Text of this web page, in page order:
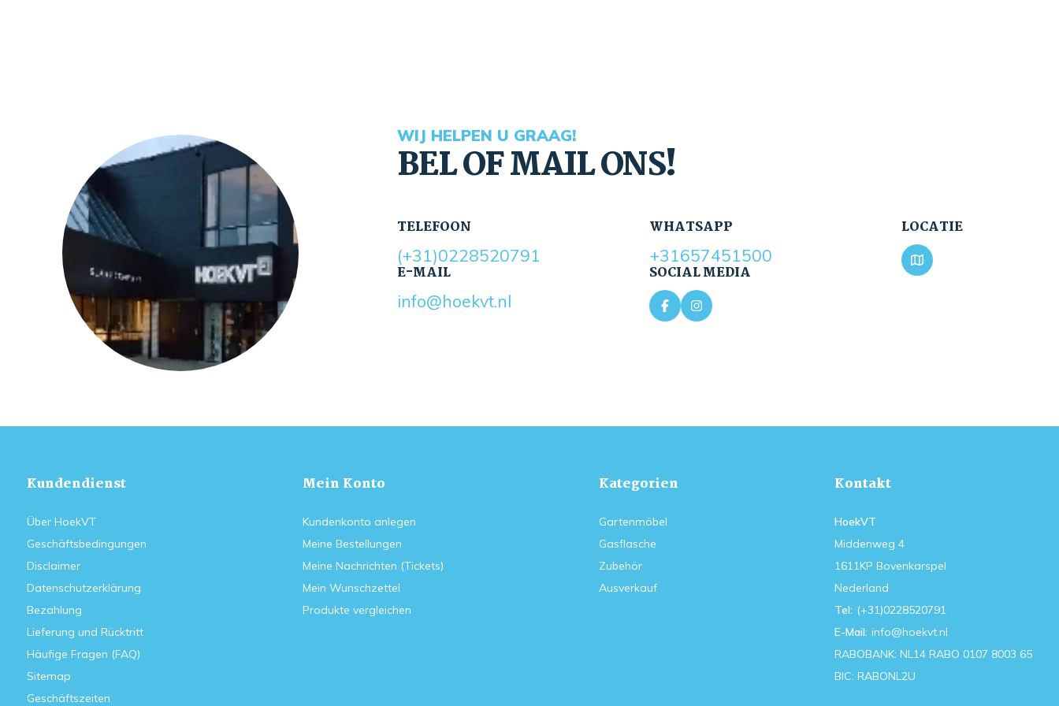
WIJ HELPEN U GRAAG!
BEL OF MAIL ONS!
TELEFOON
(+31)0228520791
E-MAIL
info@hoekvt.nl
WHATSAPP
+31657451500
SOCIAL MEDIA
LOCATIE
Kundendienst
Über HoekVT
Geschäftsbedingungen
Disclaimer
Datenschutzerklärung
Bezahlung
Lieferung und Rücktritt
Häufige Fragen (FAQ)
Sitemap
Geschäftszeiten
Mein Konto
Kundenkonto anlegen
Meine Bestellungen
Meine Nachrichten (Tickets)
Mein Wunschzettel
Produkte vergleichen
Kategorien
Gartenmöbel
Gasflasche
Zubehör
Ausverkauf
Kontakt
HoekVT
Middenweg 4
1611KP Bovenkarspel
Nederland
Tel: (+31)0228520791
E-Mail: info@hoekvt.nl
RABOBANK: NL14 RABO 0107 8003 65
BIC: RABONL2U